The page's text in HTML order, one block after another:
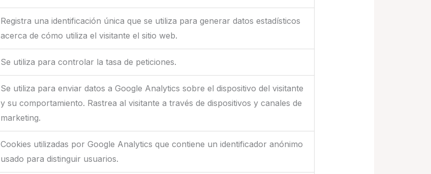
Registra una identificación única que se utiliza para generar datos estadísticos
acerca de cómo utiliza el visitante el sitio web.
Se utiliza para controlar la tasa de peticiones.
Se utiliza para enviar datos a Google Analytics sobre el dispositivo del visitante
y su comportamiento. Rastrea al visitante a través de dispositivos y canales de
marketing.
Cookies utilizadas por Google Analytics que contiene un identificador anónimo
usado para distinguir usuarios.